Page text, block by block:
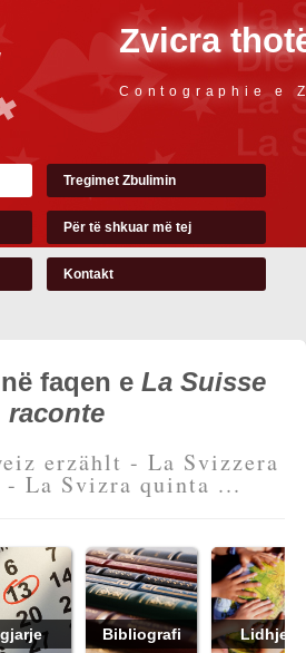
Zvicra
Contographie e
Tregimet Zbulimin
Për të shkuar më tej
Kontakt
faqen e La Suisse
raconte
erzählt - La Svizzera
- La Svizra quinta ...
Bibliografi Lidhjet